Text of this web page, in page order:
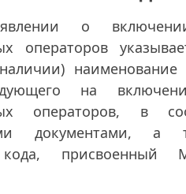
о
операторов
наименование
на
операторов, в
документами, а
присвоенный